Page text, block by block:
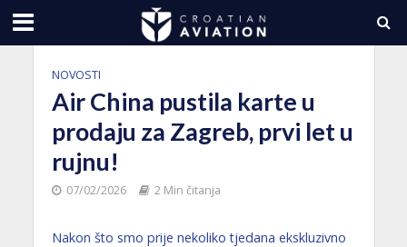
NOVOSTI
Air China pustila karte u
prodaju za Zagreb, prvi let u
rujnu!
07/02/2026 2 Min čitanja
Nakon što smo prije nekoliko tjedana ekskluzivno